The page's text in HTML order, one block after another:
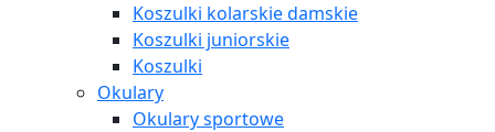
Koszulki kolarskie damskie
Koszulki juniorskie
Koszulki
Okulary
Okulary sportowe